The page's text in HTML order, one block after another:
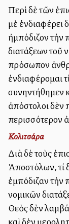
Περὶ δὲ τῶν
μὲ ἐνδιαφέρει
ἠμπόδιζον τὴν
διατάξεων τοῦ
πρόσωπον
ἐνδιαφέρομαι
συνηντήθημεν
ἀπόστολοι δὲν
περισσότερον
Κολιτσάρα
Διὰ δὲ τοὺς
Ἀποστόλων, τί
ἐμπόδιζαν τὴν
νομικῶν
Θεὸς δὲν